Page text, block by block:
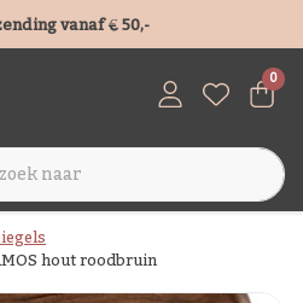
vanaf € 50,-
0
hout roodbruin